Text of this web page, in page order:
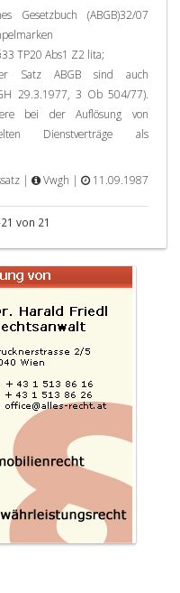
Gesetzbuch (ABGB)32/07
TP20 Abs1 Z2 lita;
Satz ABGB sind auch
29.3.1977, 3 Ob 504/77).
bei der Auflösung von
Dienstverträge als
|
Vwgh | 11.09.1987
von 21